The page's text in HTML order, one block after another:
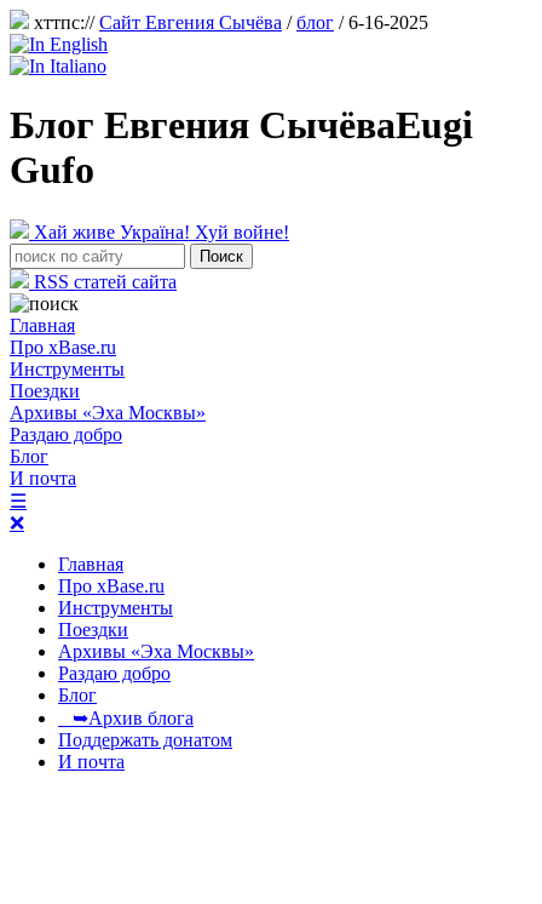
хттпс://Сайт Евгения Сычёва /блог / 6-16-2025
Блог Евгения СычёваEugi
Gufo
Хай живе Україна! Хуй войне!
RSS статей сайта
Главная
Про xBase.ru
Инструменты
Поездки
Архивы «Эха Москвы»
Раздаю добро
Блог
И почта
☰
❌
Главная
Про xBase.ru
Инструменты
Поездки
Архивы «Эха Москвы»
Раздаю добро
Блог
➥Архив блога
Поддержать донатом
И почта